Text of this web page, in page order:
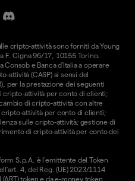
cripto-attività sono forniti da Young
F. Cigna 96/17, 10155 Torino.
Consob e Banca d'Italia a operare
attività (CASP) ai sensi del
per la prestazione dei seguenti
cripto-attività per conto di clienti;
di cripto-attività con altre
attività per conto di clienti;
sulle cripto-attività; gestione di
di cripto-attività per conto dei
S.p.A. è l'emittente del Token
4, del Reg. (UE) 2023/1114
token e da e-money token